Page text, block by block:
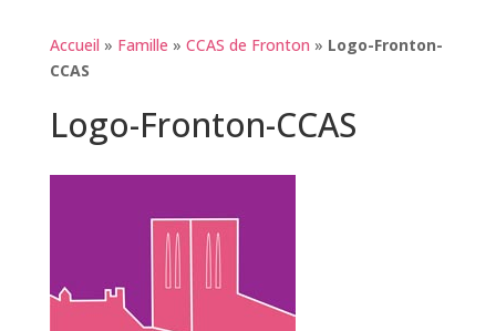
Accueil » Famille » CCAS de Fronton » Logo-Fronton-
CCAS
Logo-Fronton-CCAS